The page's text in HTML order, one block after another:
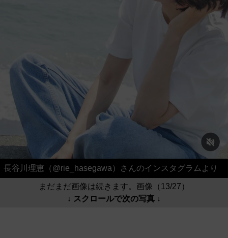
長谷川理恵（@rie_hasegawa）さんのインスタグラムより
まだまだ画像は続きます。画像（13/27）
↓ スクロールで次の写真 ↓